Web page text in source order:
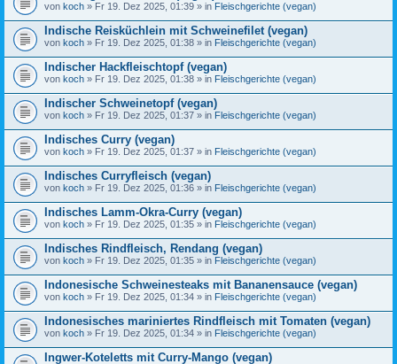
von koch » Fr 19. Dez 2025, 01:39 » in Fleischgerichte (vegan)
Indische Reisküchlein mit Schweinefilet (vegan)
von koch » Fr 19. Dez 2025, 01:38 » in Fleischgerichte (vegan)
Indischer Hackfleischtopf (vegan)
von koch » Fr 19. Dez 2025, 01:38 » in Fleischgerichte (vegan)
Indischer Schweinetopf (vegan)
von koch » Fr 19. Dez 2025, 01:37 » in Fleischgerichte (vegan)
Indisches Curry (vegan)
von koch » Fr 19. Dez 2025, 01:37 » in Fleischgerichte (vegan)
Indisches Curryfleisch (vegan)
von koch » Fr 19. Dez 2025, 01:36 » in Fleischgerichte (vegan)
Indisches Lamm-Okra-Curry (vegan)
von koch » Fr 19. Dez 2025, 01:35 » in Fleischgerichte (vegan)
Indisches Rindfleisch, Rendang (vegan)
von koch » Fr 19. Dez 2025, 01:35 » in Fleischgerichte (vegan)
Indonesische Schweinesteaks mit Bananensauce (vegan)
von koch » Fr 19. Dez 2025, 01:34 » in Fleischgerichte (vegan)
Indonesisches mariniertes Rindfleisch mit Tomaten (vegan)
von koch » Fr 19. Dez 2025, 01:34 » in Fleischgerichte (vegan)
Ingwer-Koteletts mit Curry-Mango (vegan)